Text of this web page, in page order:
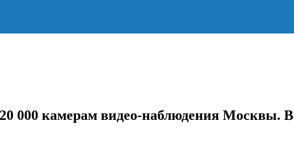
000 камерам видео-наблюдения Москвы. В